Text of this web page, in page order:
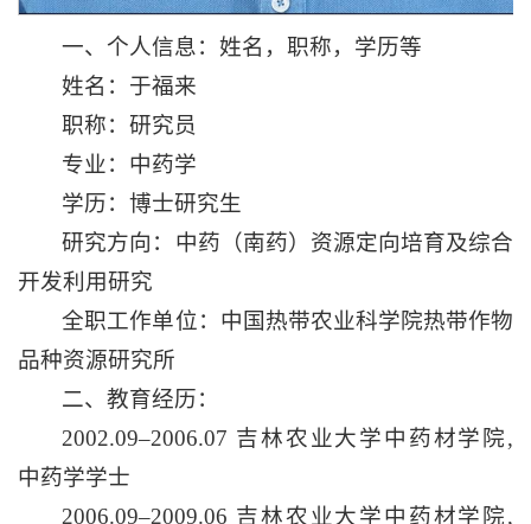
一、个人信息：姓名，职称，学历等
姓名：于福来
职称：研究员
专业：中药学
学历：博士研究生
研究方向：中药（南药）资源定向培育及综合
开发利用研究
全职工作单位：中国热带农业科学院热带作物
品种资源研究所
二、教育经历：
2002.09–2006.07 吉林农业大学中药材学院,
中药学学士
2006.09–2009.06 吉林农业大学中药材学院,